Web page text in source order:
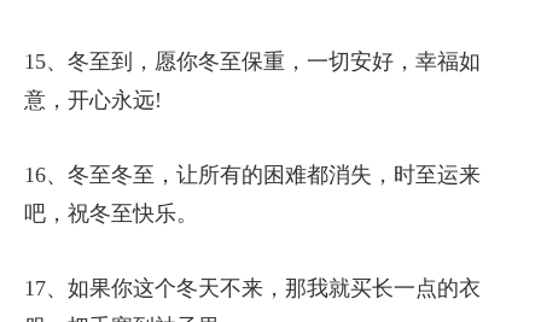
15、冬至到，愿你冬至保重，一切安好，幸福如
意，开心永远!
16、冬至冬至，让所有的困难都消失，时至运来
吧，祝冬至快乐。
17、如果你这个冬天不来，那我就买长一点的衣